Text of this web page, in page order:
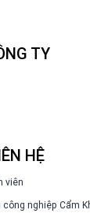
TY
HỆ
viên
công nghiệp Cẩm